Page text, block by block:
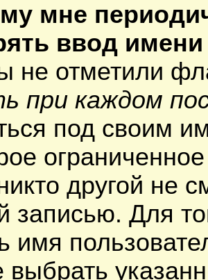
мне
ввод
не отметили
при каждом
под своим
другой не
записью. Для
имя
выбрать